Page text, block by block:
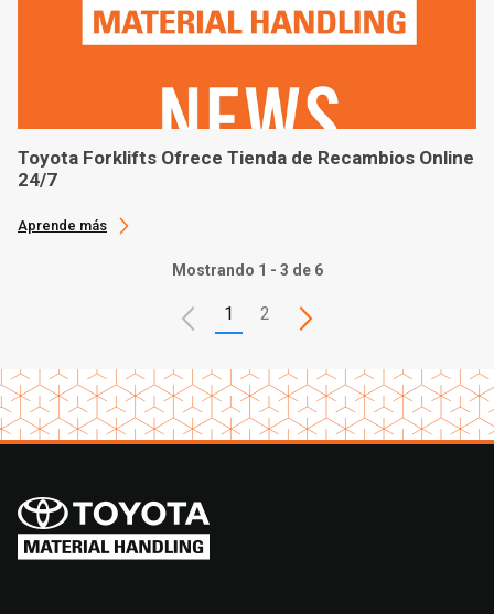
Toyota Forklifts Ofrece Tienda de Recambios Online
24/7
Aprende más
Mostrando 1 - 3 de 6
1 2